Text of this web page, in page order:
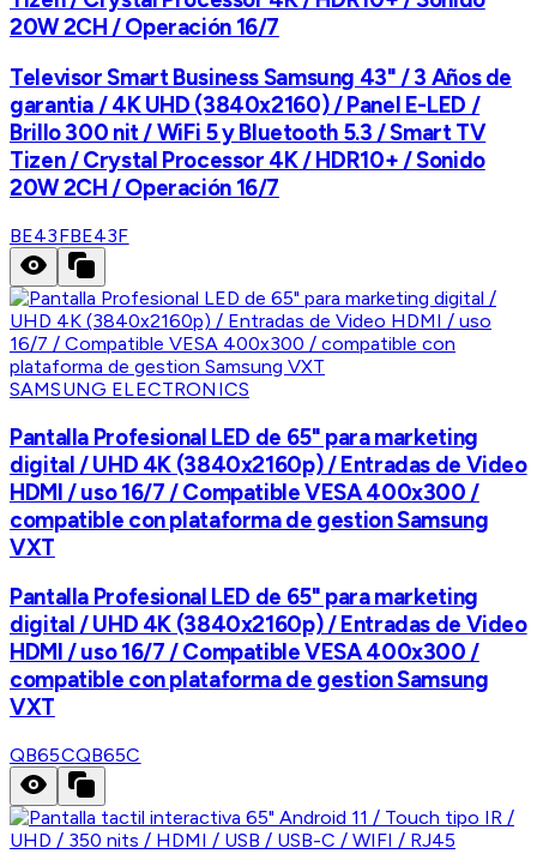
20W 2CH / Operación 16/7
Televisor Smart Business Samsung 43" / 3 Años de
garantia / 4K UHD (3840x2160) / Panel E-LED /
Brillo 300 nit / WiFi 5 y Bluetooth 5.3 / Smart TV
Tizen / Crystal Processor 4K / HDR10+ / Sonido
20W 2CH / Operación 16/7
BE43FBE43F
SAMSUNG ELECTRONICS
Pantalla Profesional LED de 65" para marketing
digital / UHD 4K (3840x2160p) / Entradas de Video
HDMI / uso 16/7 / Compatible VESA 400x300 /
compatible con plataforma de gestion Samsung
VXT
Pantalla Profesional LED de 65" para marketing
digital / UHD 4K (3840x2160p) / Entradas de Video
HDMI / uso 16/7 / Compatible VESA 400x300 /
compatible con plataforma de gestion Samsung
VXT
QB65CQB65C